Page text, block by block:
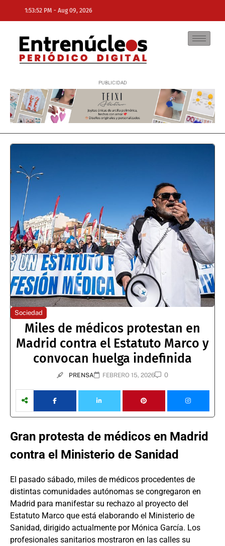
1:53:52 PM - Aug 09, 2026
NE
Sociedad
Miles de médicos protestan en
Madrid contra el Estatuto Marco y
convocan huelga indefinida
PRENSA FEBRERO 15, 2026 0
Gran protesta de médicos en Madrid
contra el Ministerio de Sanidad
El pasado sábado, miles de médicos procedentes de
distintas comunidades autónomas se congregaron en
Madrid para manifestar su rechazo al proyecto del
Estatuto Marco que está elaborando el Ministerio de
Sanidad, dirigido actualmente por Mónica García. Los
profesionales sanitarios mostraron en las calles su